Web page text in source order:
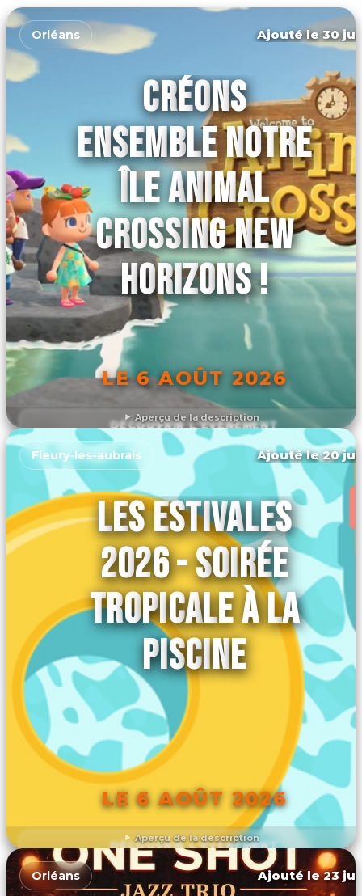
Aperçu de la description
Orléans Ajouté le 30
CRÉONS
ENSEMBLE NOTRE
ÎLE ANIMAL
CROSSING NEW
HORIZONS !
LE 6 AOÛT 2026
DÉCOUVRIR L'ÉVÉNEMENT
Aperçu de la description
Fleury-les-aubrais Ajouté le 20
LES ESTIVALES
2026 - SOIRÉE
TROPICALE À LA
PISCINE
LE 6 AOÛT 2026
DÉCOUVRIR L'ÉVÉNEMENT
Orléans Ajouté le 23